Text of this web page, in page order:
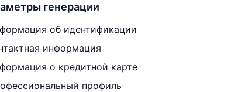
генерации
об идентификации
информация
о кредитной карте
профиль